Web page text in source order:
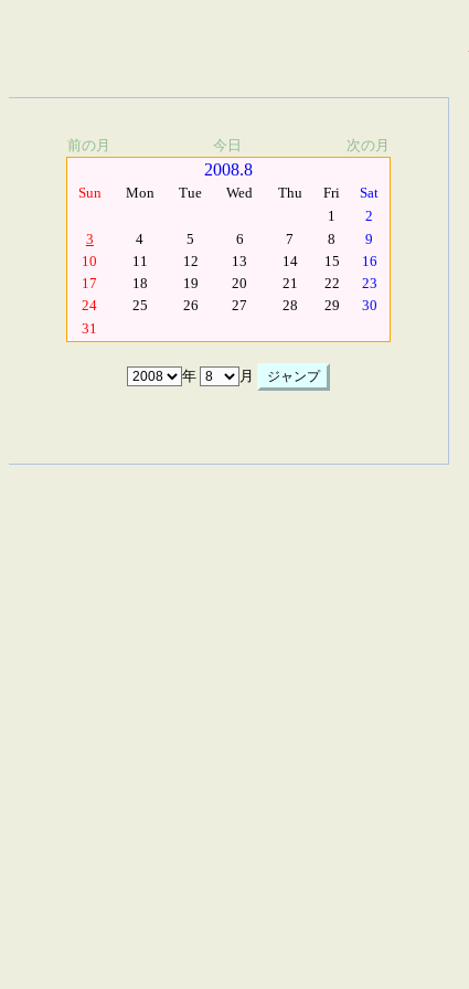
前の月 今日 次の月
2008.8
Sun Mon Tue Wed Thu Fri
Sat
1
2
3
4 5 6 7 8
9
10
11 12 13 14 15
16
17
18 19 20 21 22
23
24
25 26 27 28 29
30
31
年 月